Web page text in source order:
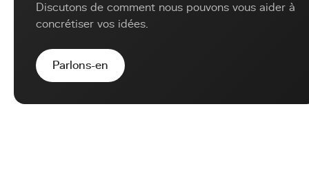
Discutons de comment nous pouvons vous aider à
concrétiser vos idées.
Parlons-en